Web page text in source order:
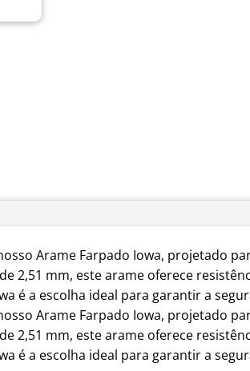
Arame Farpado Iowa, projetado
2,51 mm, este arame oferece
é a escolha ideal para garantir a
Arame Farpado Iowa, projetado
2,51 mm, este arame oferece
é a escolha ideal para garantir a